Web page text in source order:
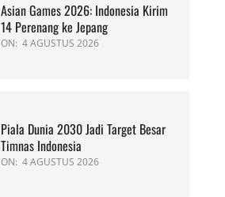
Asian Games 2026: Indonesia Kirim
14 Perenang ke Jepang
ON: 4 AGUSTUS 2026
Piala Dunia 2030 Jadi Target Besar
Timnas Indonesia
ON: 4 AGUSTUS 2026